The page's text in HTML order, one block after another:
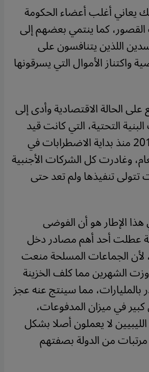
يعاني أغلب أعضاء الحكومة
كما ينتمي بعضهم إلى
اللذين يتنافسون على
الأموال التي يسرقونها
الحالة الاقتصادية وأدى إلى
التحتية، التي كانت قيد
الإنجاز في عام 2011 منذ بداية الاضطرابات في
وغادرت كل الشركات الأجنبية
تتولى تنفيذها ولم تعد حتى
هذا الإطار هو أن الفوضى
عطلت أحد أهم مصادر دخل
لأن الجماعات المسلحة منعت
الشهرين مما كلف الخزينة
بالمليارات، مما سينتج عنه عجز
في ميزان المدفوعات،
لا يعملون أصلا بشكل
من الدولة بصفتهم